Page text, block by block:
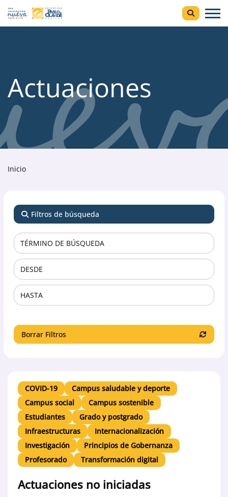
Actuaciones
Inicio
Filtros de búsqueda
Borrar Filtros
COVID-19
Campus saludable y deporte
Campus social
Campus sostenible
Estudiantes
Grado y postgrado
Infraestructuras
Internacionalización
Investigación
Principios de Gobernanza
Profesorado
Transformación digital
Actuaciones no iniciadas